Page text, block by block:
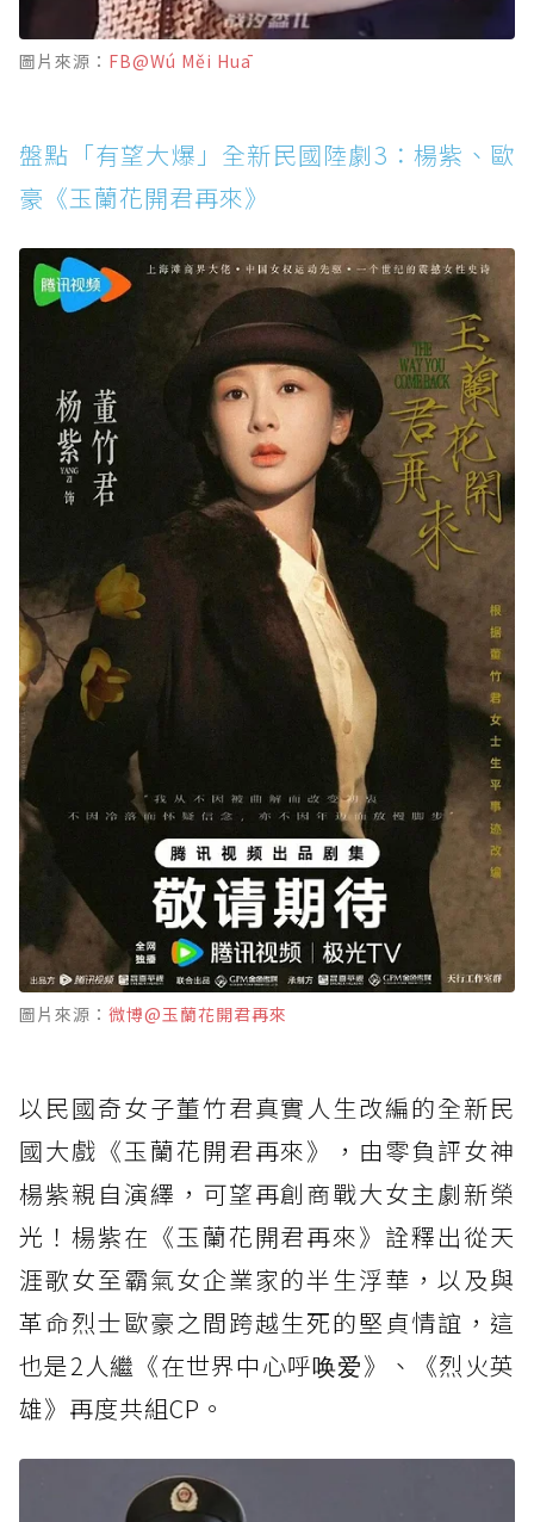
圖片來源： FB@Wú Měi Huā
盤點「有望大爆」全新民國陸劇3：楊紫、歐
豪《玉蘭花開君再來》
圖片來源： 微博@玉蘭花開君再來
以民國奇女子董竹君真實人生改編的全新民
國大戲《玉蘭花開君再來》，由零負評女神
楊紫親自演繹，可望再創商戰大女主劇新榮
光！楊紫在《玉蘭花開君再來》詮釋出從天
涯歌女至霸氣女企業家的半生浮華，以及與
革命烈士歐豪之間跨越生死的堅貞情誼，這
也是2人繼《在世界中心呼唤爱》、《烈火英
雄》再度共組CP。